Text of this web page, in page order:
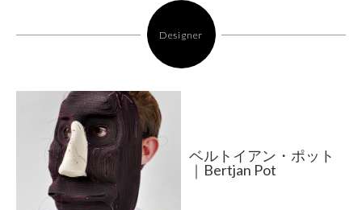
Designer
ベルトイアン・ポット
｜Bertjan Pot